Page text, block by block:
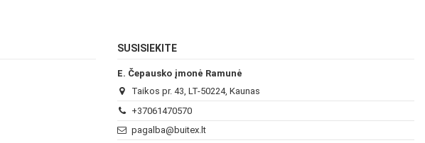
SUSISIEKITE
E. Čepausko įmonė Ramunė
Taikos pr. 43, LT-50224, Kaunas
+37061470570
pagalba@buitex.lt